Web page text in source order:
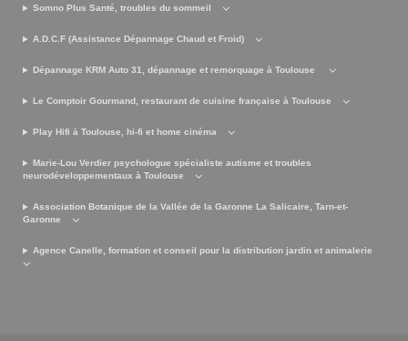
Somno Plus Santé, troubles du sommeil
A.D.C.F (Assistance Dépannage Chaud et Froid)
Dépannage KRM Auto 31, dépannage et remorquage à Toulouse
Le Comptoir Gourmand, restaurant de cuisine française à Toulouse
Play Hifi à Toulouse, hi-fi et home cinéma
Marie-Lou Verdier psychologue spécialiste autisme et troubles
neurodéveloppementaux à Toulouse
Association Botanique de la Vallée de la Garonne La Salicaire, Tarn-et-
Garonne
Agence Canelle, formation et conseil pour la distribution jardin et animalerie